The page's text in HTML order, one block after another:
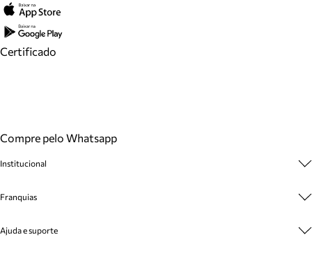
Certificado
Compre pelo Whatsapp
Institucional
Cashback
Venda Corporativa
Franquias
Plano de Negócio
Ajuda e suporte